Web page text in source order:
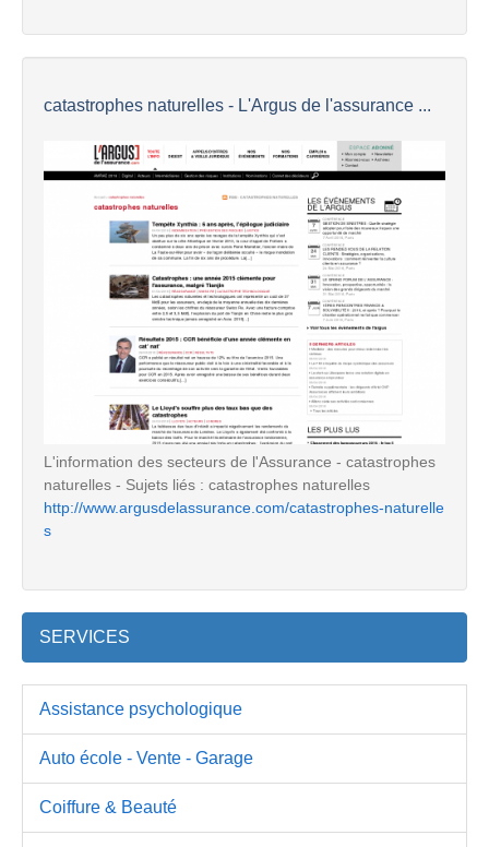
catastrophes naturelles - L'Argus de l'assurance ...
L'information des secteurs de l'Assurance - catastrophes
naturelles - Sujets liés : catastrophes naturelles
http://www.argusdelassurance.com/catastrophes-naturelle
s
SERVICES
Assistance psychologique
Auto école - Vente - Garage
Coiffure & Beauté